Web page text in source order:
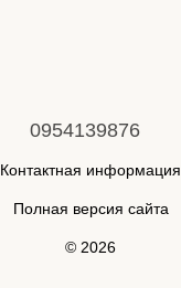
0954139876
Контактная информация
Полная версия сайта
© 2026